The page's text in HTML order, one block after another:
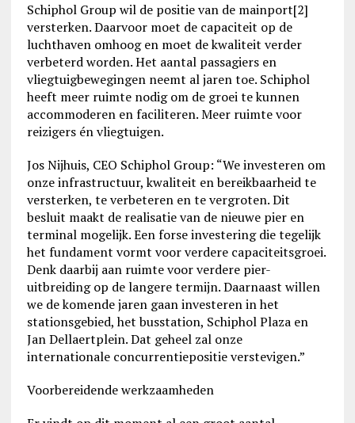
Schiphol Group wil de positie van de mainport[2]
versterken. Daarvoor moet de capaciteit op de
luchthaven omhoog en moet de kwaliteit verder
verbeterd worden. Het aantal passagiers en
vliegtuigbewegingen neemt al jaren toe. Schiphol
heeft meer ruimte nodig om de groei te kunnen
accommoderen en faciliteren. Meer ruimte voor
reizigers én vliegtuigen.
Jos Nijhuis, CEO Schiphol Group: “We investeren om
onze infrastructuur, kwaliteit en bereikbaarheid te
versterken, te verbeteren en te vergroten. Dit
besluit maakt de realisatie van de nieuwe pier en
terminal mogelijk. Een forse investering die tegelijk
het fundament vormt voor verdere capaciteitsgroei.
Denk daarbij aan ruimte voor verdere pier-
uitbreiding op de langere termijn. Daarnaast willen
we de komende jaren gaan investeren in het
stationsgebied, het busstation, Schiphol Plaza en
Jan Dellaertplein. Dat geheel zal onze
internationale concurrentiepositie verstevigen.”
Voorbereidende werkzaamheden